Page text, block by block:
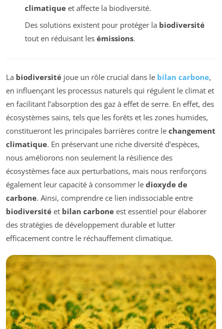
climatiqueet affecte la biodiversité.
Des solutions existent pour protéger la biodiversité
tout en réduisant les émissions.
La biodiversité joue un rôle crucial dans le bilan carbone,
en influençant les processus naturels qui régulent le climat et
en facilitant l’absorption des gaz à effet de serre. En effet, des
écosystèmes sains, tels que les forêts et les zones humides,
constitueront les principales barrières contre le changement
climatique. En préservant une riche diversité d’espèces,
nous améliorons non seulement la résilience des
écosystèmes face aux perturbations, mais nous renforçons
également leur capacité à consommer le dioxyde de
carbone. Ainsi, comprendre ce lien indissociable entre
biodiversité et bilan carbone est essentiel pour élaborer
des stratégies de développement durable et lutter
efficacement contre le réchauffement climatique.